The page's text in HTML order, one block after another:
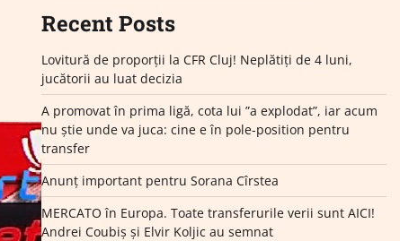
Recent Posts
Lovitură de proporții la CFR Cluj! Neplătiți de 4 luni,
jucătorii au luat decizia
A promovat în prima ligă, cota lui ”a explodat”, iar acum
nu știe unde va juca: cine e în pole-position pentru
transfer
Anunț important pentru Sorana Cîrstea
MERCATO în Europa. Toate transferurile verii sunt AICI!
Andrei Coubiș și Elvir Koljic au semnat